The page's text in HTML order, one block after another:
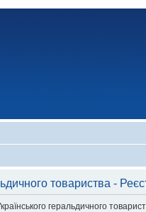
товариства -
геральдичного